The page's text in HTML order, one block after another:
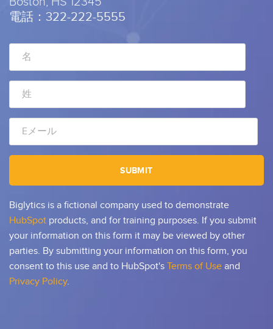
電話： 322-222-5555
Biglytics is a fictional company used to demonstrate
HubSpot products, and for training purposes. If you submit
your information on this form it may be viewed by other
parties. By submitting your information on this form, you
consent to this use and to HubSpot's Terms of Use and
Privacy Policy.